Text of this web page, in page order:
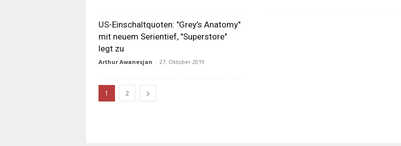
US-Einschaltquoten: "Grey’s Anatomy"
mit neuem Serientief, "Superstore"
legt zu
Arthur Awanesjan - 27. Oktober 2019
1 2